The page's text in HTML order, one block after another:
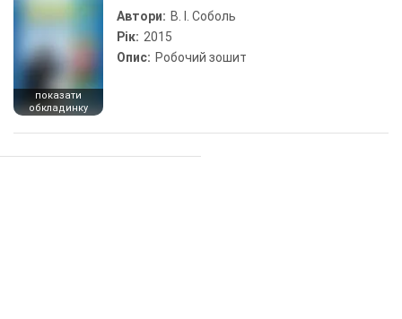
показати
обкладинку
Автори: В. І. Соболь
Рік: 2015
Опис: Робочий зошит